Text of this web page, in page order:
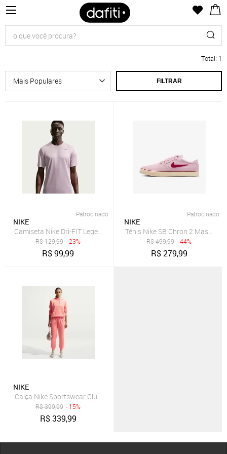
Total: 1
FILTRAR
Patrocinado
NIKE
Camiseta Nike Dri-FIT Legend Masculina
R$129,99 - 23%
R$99,99
Patrocinado
NIKE
Tênis Nike SB Chron 2 Masculino
R$499,99 - 44%
R$279,99
NIKE
Calça Nike Sportswear Club Fleece Feminina
R$399,99 - 15%
R$339,99